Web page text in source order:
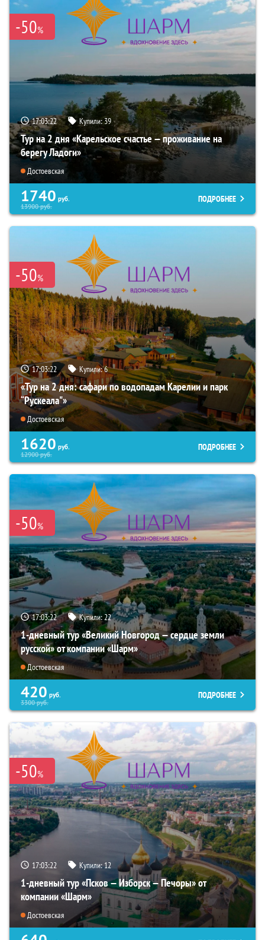
-50%
17:03:21 Купили:39
Тур на 2 дня «Карельское счастье — проживание на
берегу Ладоги»
Достоевская
1740 руб.
13900руб.
ПОДРОБНЕЕ
-50%
17:03:21 Купили:6
«Тур на 2 дня: сафари по водопадам Карелии и парк
“Рускеала"»
Достоевская
1620 руб.
12900руб.
ПОДРОБНЕЕ
-50%
17:03:21 Купили:22
1-дневный тур «Великий Новгород — сердце земли
русской» от компании «Шарм»
Достоевская
420 руб.
3300руб.
ПОДРОБНЕЕ
-50%
17:03:21 Купили:12
1-дневный тур «Псков — Изборск — Печоры» от
компании «Шарм»
Достоевская